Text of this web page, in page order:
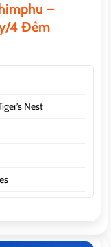
–
4 Đêm
Nest